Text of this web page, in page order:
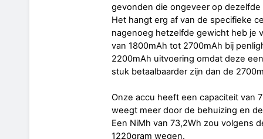
gevonden die ongeveer op
Het hangt erg af van de specifieke
nagenoeg hetzelfde gewicht heb je
van 1800mAh tot 2700mAh bij
2200mAh uitvoering omdat deze
stuk betaalbaarder zijn dan de
Onze accu heeft een capaciteit van
weegt meer door de behuizing en
Een NiMh van 73,2Wh zou volgens
1220gram wegen.